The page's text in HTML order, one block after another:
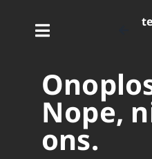
Toggle
services
Nope,
ons.